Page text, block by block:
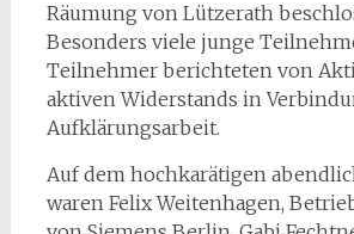
Räumung von Lützerath
Besonders viele junge
Teilnehmer berichteten von
aktiven Widerstands in
Aufklärungsarbeit.
Auf dem hochkarätigen
waren Felix Weitenhagen,